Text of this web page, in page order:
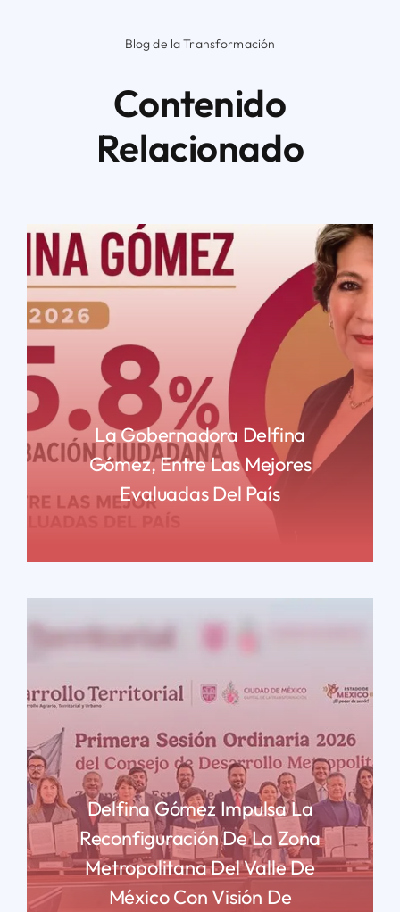
Blog de la Transformación
Contenido
Relacionado
La Gobernadora Delfina
Gómez, Entre Las Mejores
Evaluadas Del País
Delfina Gómez Impulsa La
Reconfiguración De La Zona
Metropolitana Del Valle De
México Con Visión De